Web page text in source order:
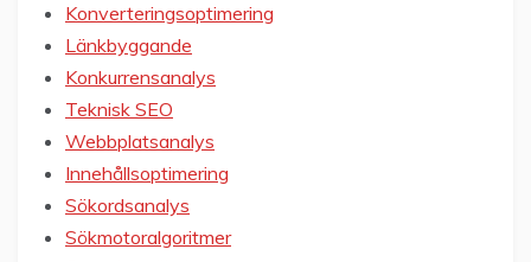
Konverteringsoptimering
Länkbyggande
Konkurrensanalys
Teknisk SEO
Webbplatsanalys
Innehållsoptimering
Sökordsanalys
Sökmotoralgoritmer